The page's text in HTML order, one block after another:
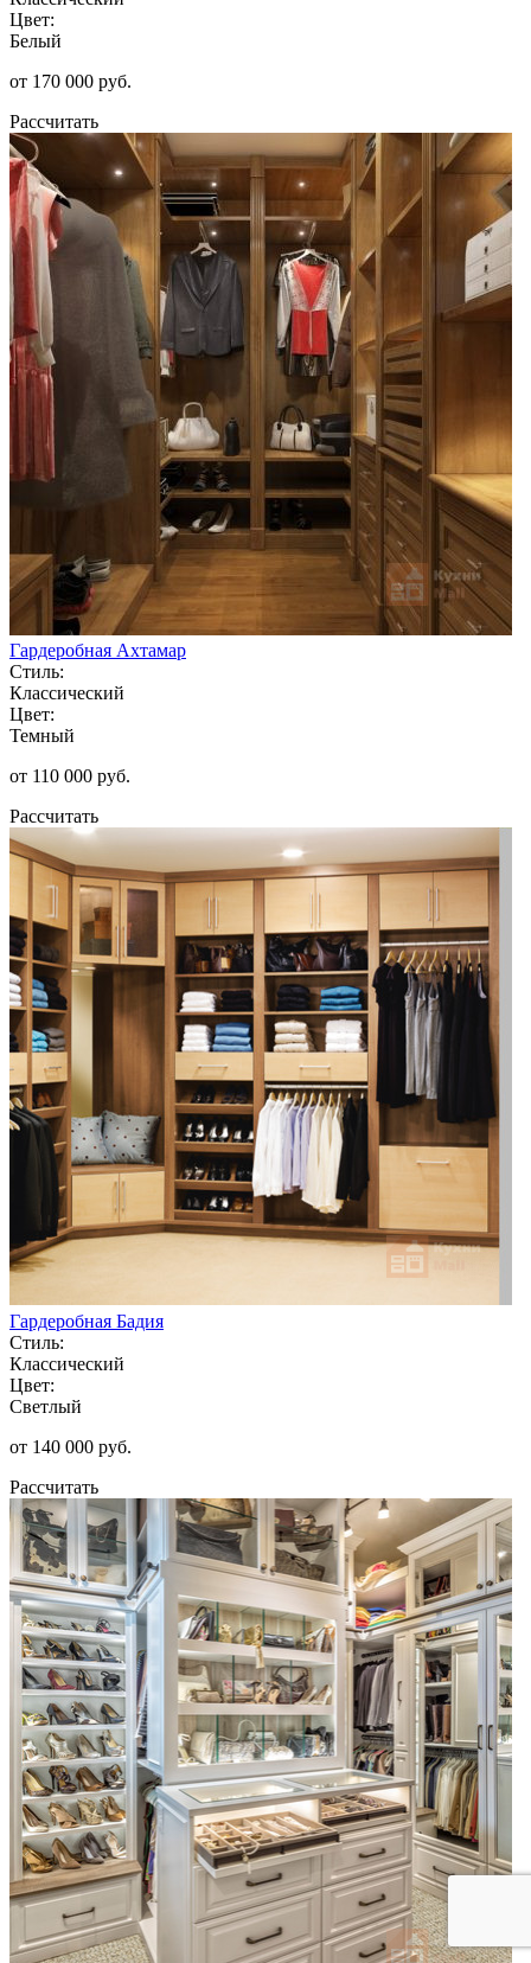
Цвет:
Белый
от 170 000 руб.
Рассчитать
Гардеробная Ахтамар
Стиль:
Классический
Цвет:
Темный
от 110 000 руб.
Рассчитать
Гардеробная Бадия
Стиль:
Классический
Цвет:
Светлый
от 140 000 руб.
Рассчитать